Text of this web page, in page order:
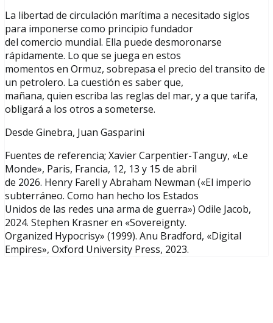
La libertad de circulación marítima a necesitado siglos
para imponerse como principio fundador
del comercio mundial. Ella puede desmoronarse
rápidamente. Lo que se juega en estos
momentos en Ormuz, sobrepasa el precio del transito de
un petrolero. La cuestión es saber que,
mañana, quien escriba las reglas del mar, y a que tarifa,
obligará a los otros a someterse.
Desde Ginebra, Juan Gasparini
Fuentes de referencia; Xavier Carpentier-Tanguy, «Le
Monde», Paris, Francia, 12, 13 y 15 de abril
de 2026. Henry Farell y Abraham Newman («El imperio
subterráneo. Como han hecho los Estados
Unidos de las redes una arma de guerra») Odile Jacob,
2024. Stephen Krasner en «Sovereignty.
Organized Hypocrisy» (1999). Anu Bradford, «Digital
Empires», Oxford University Press, 2023.